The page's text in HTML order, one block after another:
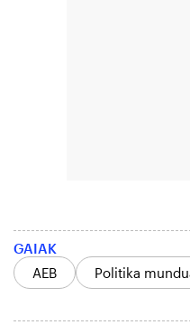
GAIAK
AEB
Politika